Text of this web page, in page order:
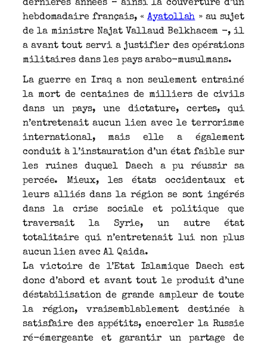
dernières années – ainsi la couverture d’un
hebdomadaire français, «Ayatollah » au sujet
de la ministre Najat Vallaud Belkhacem -, il
a avant tout servi a justifier des opérations
militaires dans les pays arabo-musulmans.
La guerre en Iraq a non seulement entrainé
la mort de centaines de milliers de civils
dans un pays, une dictature, certes, qui
n’entretenait aucun lien avec le terrorisme
international, mais elle a également
conduit à l’instauration d’un état faible sur
les ruines duquel Daech a pu réussir sa
percée. Mieux, les états occidentaux et
leurs alliés dans la région se sont ingérés
dans la crise sociale et politique que
traversait la Syrie, un autre état
totalitaire qui n’entretenait lui non plus
aucun lien avec Al Qaida.
La victoire de l’Etat Islamique Daech est
donc d’abord et avant tout le produit d’une
déstabilisation de grande ampleur de toute
la région, vraisemblablement destinée à
satisfaire des appétits, encercler la Russie
ré-émergeante et garantir un partage de